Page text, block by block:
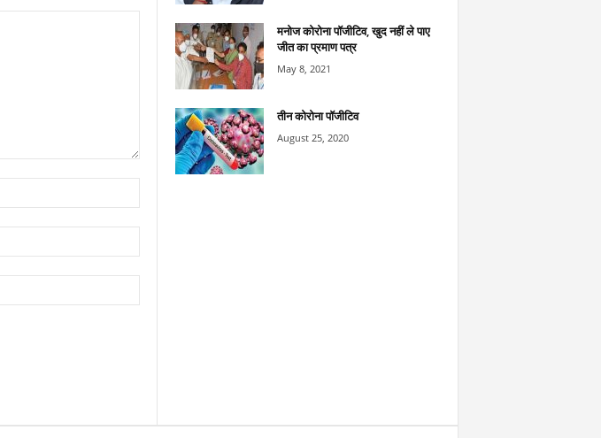
मनोज कोरोना पॉजीटिव, खुद नहीं ले पाए
जीत का प्रमाण पत्र
May 8, 2021
तीन कोरोना पॉजीटिव
August 25, 2020